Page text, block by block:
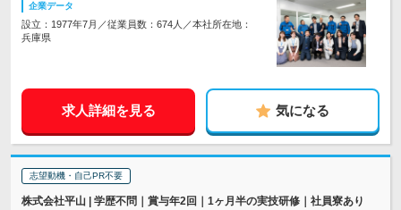
企業データ
設立：1977年7月／従業員数：674人／本社所在地：
兵庫県
求人詳細を見る 気になる
志望動機・自己PR不要
株式会社平山 | 学歴不問｜賞与年2回｜1ヶ月半の実技研修｜社員寮あり